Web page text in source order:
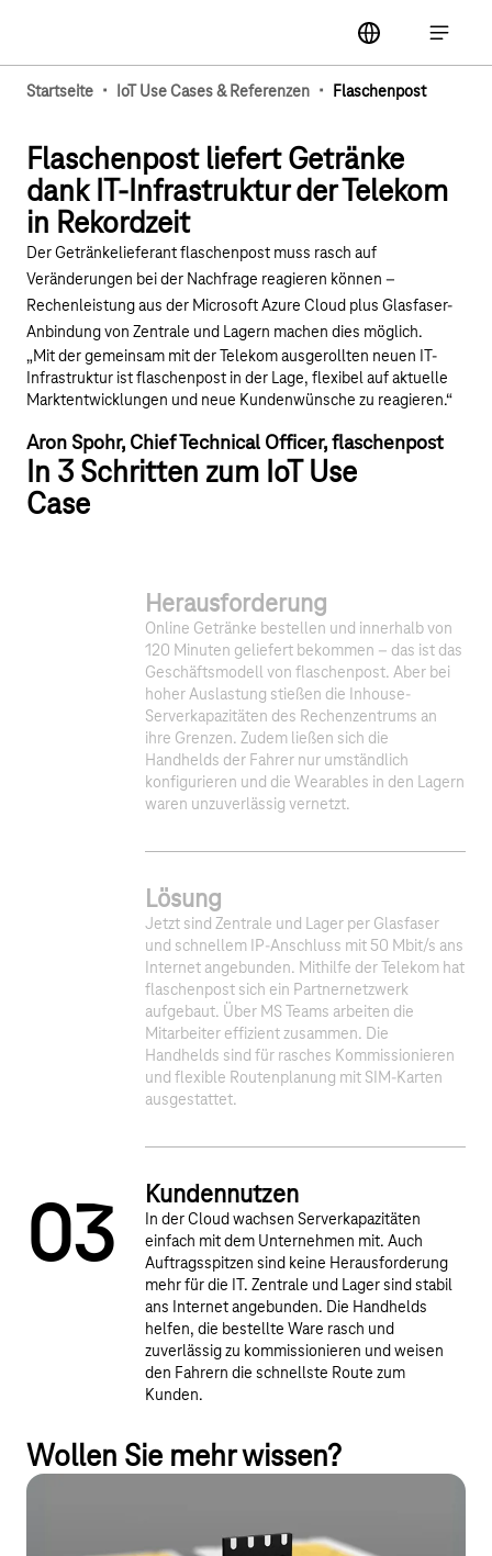
label
Startseite · IoT Use Cases & Referenzen · Flaschenpost
Flaschenpost liefert Getränke
dank IT-Infrastruktur der Telekom
in Rekordzeit
Der Getränkelieferant flaschenpost muss rasch auf
Veränderungen bei der Nachfrage reagieren können –
Rechenleistung aus der Microsoft Azure Cloud plus Glasfaser-
Anbindung von Zentrale und Lagern machen dies möglich.
„Mit der gemeinsam mit der Telekom ausgerollten neuen IT-
Infrastruktur ist flaschenpost in der Lage, flexibel auf aktuelle
Marktentwicklungen und neue Kundenwünsche zu reagieren.“
Aron Spohr, Chief Technical Officer, flaschenpost
In 3 Schritten zum IoT Use
Case
03
Herausforderung
Online Getränke bestellen und innerhalb von
120 Minuten geliefert bekommen – das ist das
Geschäftsmodell von flaschenpost. Aber bei
hoher Auslastung stießen die Inhouse-
Serverkapazitäten des Rechenzentrums an
ihre Grenzen. Zudem ließen sich die
Handhelds der Fahrer nur umständlich
konfigurieren und die Wearables in den Lagern
waren unzuverlässig vernetzt.
Lösung
Jetzt sind Zentrale und Lager per Glasfaser
und schnellem IP-Anschluss mit 50 Mbit/s ans
Internet angebunden. Mithilfe der Telekom hat
flaschenpost sich ein Partnernetzwerk
aufgebaut. Über MS Teams arbeiten die
Mitarbeiter effizient zusammen. Die
Handhelds sind für rasches Kommissionieren
und flexible Routenplanung mit SIM-Karten
ausgestattet.
Kundennutzen
In der Cloud wachsen Serverkapazitäten
einfach mit dem Unternehmen mit. Auch
Auftragsspitzen sind keine Herausforderung
mehr für die IT. Zentrale und Lager sind stabil
ans Internet angebunden. Die Handhelds
helfen, die bestellte Ware rasch und
zuverlässig zu kommissionieren und weisen
den Fahrern die schnellste Route zum
Kunden.
Wollen Sie mehr wissen?